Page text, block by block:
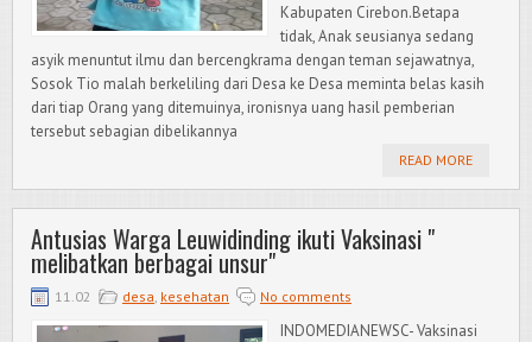
Kabupaten Cirebon.Betapa
tidak, Anak seusianya sedang
asyik menuntut ilmu dan bercengkrama dengan teman sejawatnya,
Sosok Tio malah berkeliling dari Desa ke Desa meminta belas kasih
dari tiap Orang yang ditemuinya, ironisnya uang hasil pemberian
tersebut sebagian dibelikannya
READ MORE
Antusias Warga Leuwidinding ikuti Vaksinasi "
melibatkan berbagai unsur"
11.02 desa kesehatan No comments
INDOMEDIANEWSC- Vaksinasi